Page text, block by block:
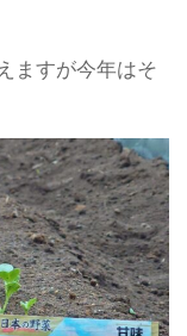
ますが今年はそ